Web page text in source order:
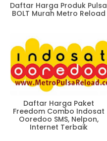
Daftar Harga Produk Pulsa
BOLT Murah Metro Reload
Daftar Harga Paket
Freedom Combo Indosat
Ooredoo SMS, Nelpon,
Internet Terbaik